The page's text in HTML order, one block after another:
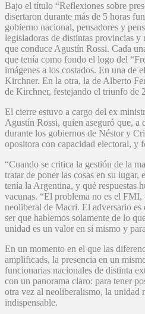
Bajo el título “Reflexiones sobre
disertaron durante más de 5 horas
gobierno nacional, pensadores y
legisladoras de distintas provincias y
que conduce Agustín Rossi. Cada
que tenía como fondo el logo del
imágenes a los costados. En una de
Kirchner. En la otra, la de Alberto
de Kirchner, festejando el triunfo de
El cierre estuvo a cargo del ex
Agustín Rossi, quien aseguró que, a
durante los gobiernos de Néstor y
opositora con capacidad electoral, y
“Cuando se critica la gestión de la
tratar de poner las cosas en su lugar,
tenía la Argentina, y qué respuestas
vacunas. “El problema no es el
neoliberal de Macri. El adversario
ser que hablemos solamente de lo
unidad es un valor en sí mismo y
En un momento en el que las
amplificads, la presencia en un
funcionarias nacionales de distinta
con un panorama claro: para tener
otra vez al neoliberalismo, la unidad
indispensable.